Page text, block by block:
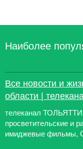
Наиболее
Все новости и
области |
телеканал
просветительские и
имиджевые фильмы,